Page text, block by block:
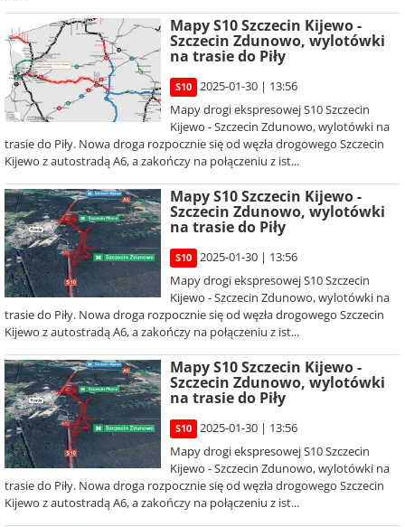
Mapy S10 Szczecin Kijewo -
Szczecin Zdunowo, wylotówki
na trasie do Piły
S10
2025-01-30 | 13:56
Mapy drogi ekspresowej S10 Szczecin
Kijewo - Szczecin Zdunowo, wylotówki na
trasie do Piły. Nowa droga rozpocznie się od węzła drogowego Szczecin
Kijewo z autostradą A6, a zakończy na połączeniu z ist...
Mapy S10 Szczecin Kijewo -
Szczecin Zdunowo, wylotówki
na trasie do Piły
S10
2025-01-30 | 13:56
Mapy drogi ekspresowej S10 Szczecin
Kijewo - Szczecin Zdunowo, wylotówki na
trasie do Piły. Nowa droga rozpocznie się od węzła drogowego Szczecin
Kijewo z autostradą A6, a zakończy na połączeniu z ist...
Mapy S10 Szczecin Kijewo -
Szczecin Zdunowo, wylotówki
na trasie do Piły
S10
2025-01-30 | 13:56
Mapy drogi ekspresowej S10 Szczecin
Kijewo - Szczecin Zdunowo, wylotówki na
trasie do Piły. Nowa droga rozpocznie się od węzła drogowego Szczecin
Kijewo z autostradą A6, a zakończy na połączeniu z ist...